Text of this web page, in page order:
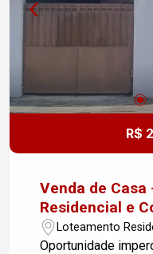
R$
Venda de
Residencial e
Paulo,
Loteamento
Paulo -
Oportunidade